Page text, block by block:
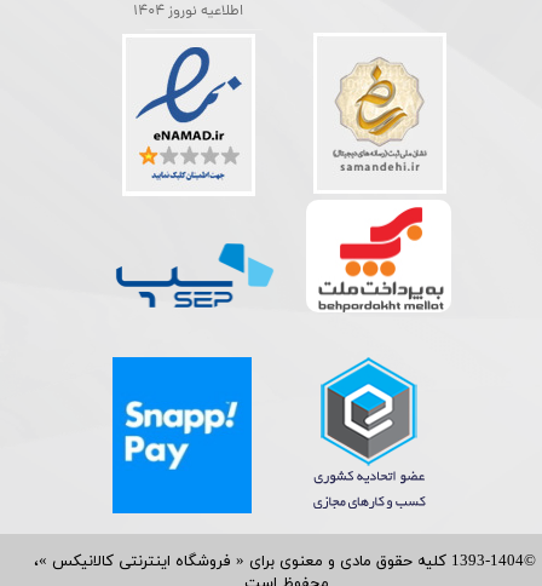
©1393-1404 کلیه حقوق مادی و معنوی برای « فروشگاه اینترنتی کالانیکس »،
اطلاعیه نوروز 1404